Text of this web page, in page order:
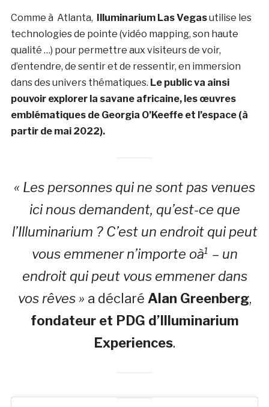
Comme à Atlanta, Illuminarium Las Vegasutilise les
technologies de pointe (vidéo mapping, son haute
qualité …) pour permettre aux visiteurs de voir,
d’entendre, de sentir et de ressentir, en immersion
dans des univers thématiques. Le public va ainsi
pouvoir explorer la savane africaine, les œuvres
emblématiques de Georgia O’Keeffe et l’espace (à
partir de mai 2022).
« Les personnes qui ne sont pas venues
ici nous demandent, qu’est-ce que
l’Illuminarium ? C’est un endroit qui peut
vous emmener n’importe oà¹ – un
endroit qui peut vous emmener dans
vos rêves » a déclaré Alan Greenberg,
fondateur et PDG d’Illuminarium
Experiences.